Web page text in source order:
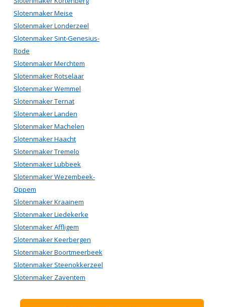
Slotenmaker Meise
Slotenmaker Londerzeel
Slotenmaker Sint-Genesius-
Rode
Slotenmaker Merchtem
Slotenmaker Rotselaar
Slotenmaker Wemmel
Slotenmaker Ternat
Slotenmaker Landen
Slotenmaker Machelen
Slotenmaker Haacht
Slotenmaker Tremelo
Slotenmaker Lubbeek
Slotenmaker Wezembeek-
Oppem
Slotenmaker Kraainem
Slotenmaker Liedekerke
Slotenmaker Affligem
Slotenmaker Keerbergen
Slotenmaker Boortmeerbeek
Slotenmaker Steenokkerzeel
Slotenmaker Zaventem